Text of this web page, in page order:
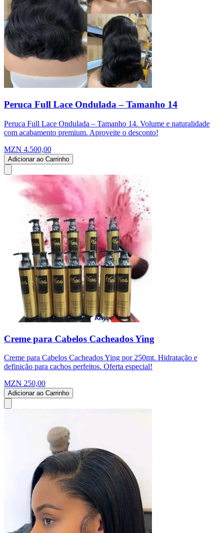
Peruca Full Lace Ondulada – Tamanho 14
Peruca Full Lace Ondulada – Tamanho 14. Volume e naturalidade
com acabamento premium. Aproveite o desconto!
MZN 4.500,00
Adicionar ao Carrinho
Creme para Cabelos Cacheados Ying
Creme para Cabelos Cacheados Ying por 250mt. Hidratação e
definição para cachos perfeitos. Oferta especial!
MZN 250,00
Adicionar ao Carrinho